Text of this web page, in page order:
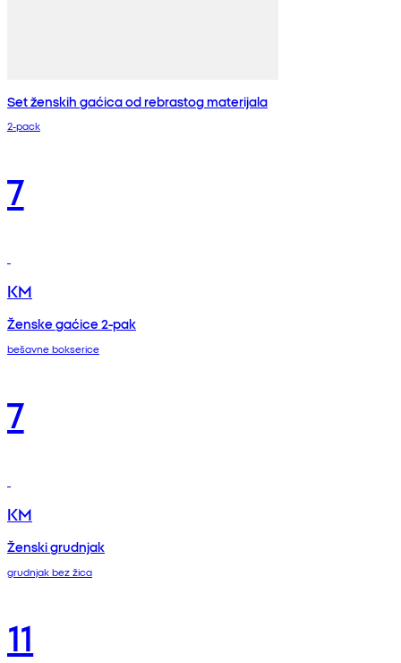
Set ženskih gaćica od rebrastog materijala
2-pack
7
KM
Ženske gaćice 2-pak
bešavne bokserice
7
KM
Ženski grudnjak
grudnjak bez žica
11